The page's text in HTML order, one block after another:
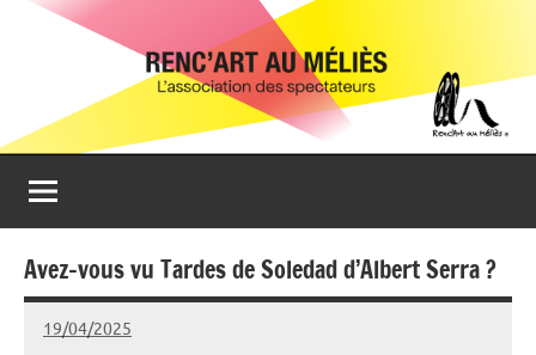
Renc'Art
Méliès
Association
spectateurs
du
cinéma
Le
Montreuil
Avez-vous vu Tardes de Soledad d’Albert Serra ?
19/04/2025
Isabelle